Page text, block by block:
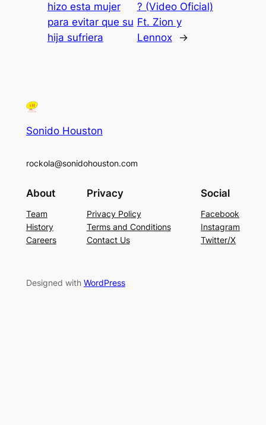
hizo esta mujer
para evitar que su
hija sufriera
? (Video Oficial)
Ft. Zion y
Lennox
→
Sonido Houston
rockola@sonidohouston.com
About
Team
History
Careers
Privacy
Privacy Policy
Terms and Conditions
Contact Us
Social
Facebook
Instagram
Twitter/X
Designed with WordPress